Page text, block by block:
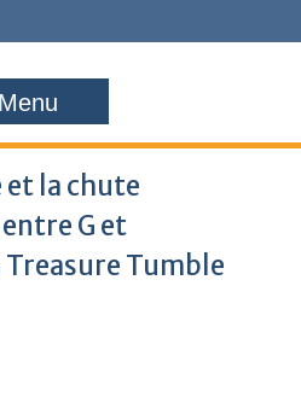
Menu
et la chute
G et
Treasure Tumble